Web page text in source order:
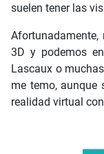
suelen tener las
3D y podemos
Lascaux o
me temo, aunque
realidad virtual